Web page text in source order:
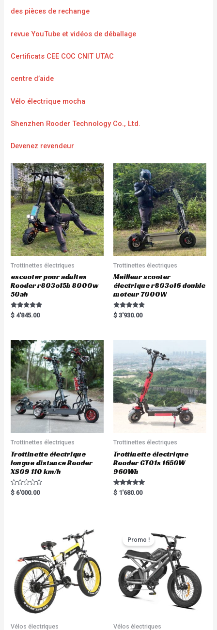
des pièces de rechange
revue YouTube et vidéos de déballage
Certificats CEE COC CNIT UTAC
centre d’aide
Vélo électrique mocha
Shenzhen Rooder Technology Co., Ltd.
Devenez revendeur
Trottinettes électriques
escooter pour adultes
Rooder r803o15b 8000w
50ah
Rated
5.00
$ 4'845.00
Trottinettes électriques
Meilleur scooter
électrique r803o16 double
moteur 7000W
Rated
5.00
$ 3'930.00
Trottinettes électriques
Trottinette électrique
longue distance Rooder
XS09 110 km/h
R
a
$ 6'000.00
Trottinettes électriques
Trottinette électrique
Rooder GT01s 1650W
960Wh
Rated
5.00
$ 1'680.00
Vélos électriques
Promo !
Vélos électriques